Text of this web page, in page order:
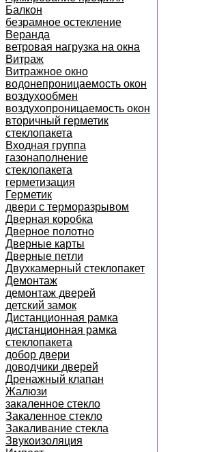
Балкон
безрамное остекление
Веранда
ветровая нагрузка на окна
Витраж
Витражное окно
водонепроницаемость окон
воздухообмен
воздухопроницаемость окон
вторичный герметик
стеклопакета
Входная группа
газонаполнение
стеклопакета
герметизация
Герметик
двери с терморазрывом
Дверная коробка
Дверное полотно
Дверные карты
Дверные петли
Двухкамерный стеклопакет
Демонтаж
демонтаж дверей
детский замок
Дистанционная рамка
дистанционная рамка
стеклопакета
добор двери
доводчики дверей
Дренажный клапан
Жалюзи
закаленное стекло
Закаленное стекло
Закаливание стекла
Звукоизоляция